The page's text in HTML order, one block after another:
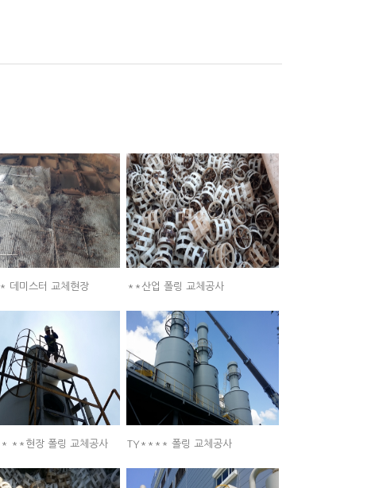
미스터 교체현장 **산업 폴링 교체공사
**현장 폴링 교체공사 TY**** 폴링 교체공사